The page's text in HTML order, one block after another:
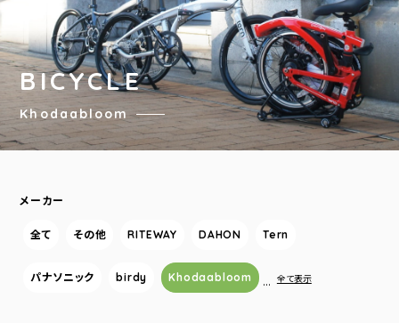
BICYCLE
Khodaabloom
メーカー
全て その他 RITEWAY DAHON Tern
パナソニック birdy Khodaabloom … 全て表示